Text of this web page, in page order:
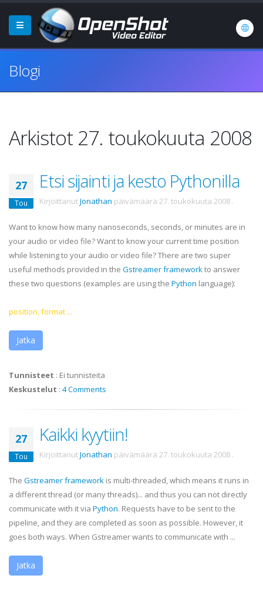
Blogi
Arkistot 27. toukokuuta 2008
27
Tou
Etsi sijainti ja kesto Pythonilla
KirjoittanutJonathan päivämäärä 27. toukokuuta 2008 .
Want to know how many nanoseconds, seconds, or minutes are in
your audio or video file? Want to know your current time position
while listening to your audio or video file? There are two super
useful methods provided in the Gstreamerframeworkto answer
these two questions (examples are using the Python language):
position, format ...
Jatka
Tunnisteet : Ei tunnisteita
Keskustelut : 4 Comments
27
Tou
Kaikki kyytiin!
KirjoittanutJonathan päivämäärä 27. toukokuuta 2008 .
The Gstreamerframework is multi-threaded, which means it runs in
a different thread (or many threads)... and thus you can not directly
communicate with it via Python. Requests have to be sent to the
pipeline, and they are completed as soon as possible. However, it
goes both ways. When Gstreamerwants to communicate with ...
Jatka